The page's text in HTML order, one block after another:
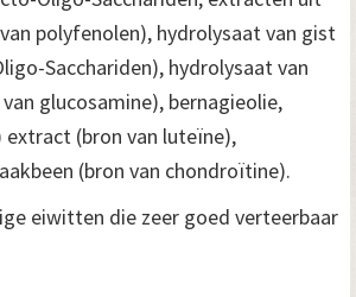
polyfenolen), hydrolysaat van gist
Sacchariden), hydrolysaat van
glucosamine), bernagieolie,
(bron van luteïne),
(bron van chondroïtine).
eiwitten die zeer goed verteerbaar